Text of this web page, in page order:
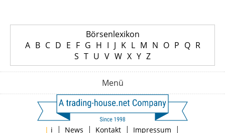
Börsenlexikon
A B C D E F G H I J K L M N O P Q R
S T U V W X Y Z
Menü
| i | News | Kontakt | Impressum |